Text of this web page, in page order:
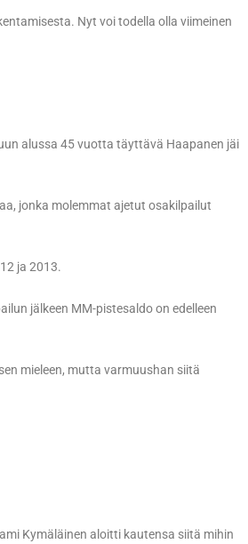
Nyt voi todella olla viimeinen
alussa 45 vuotta täyttävä Haapanen jäi
jonka molemmat ajetut osakilpailut
ja 2013.
jälkeen MM-pistesaldo on edelleen
mieleen, mutta varmuushan siitä
Kymäläinen aloitti kautensa siitä mihin